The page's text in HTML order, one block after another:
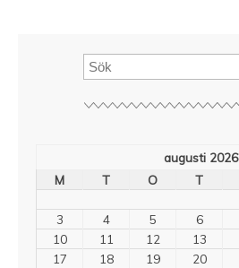
augusti 2026
M
T O T
3
4 5 6
10
11 12 13
17
18 19 20